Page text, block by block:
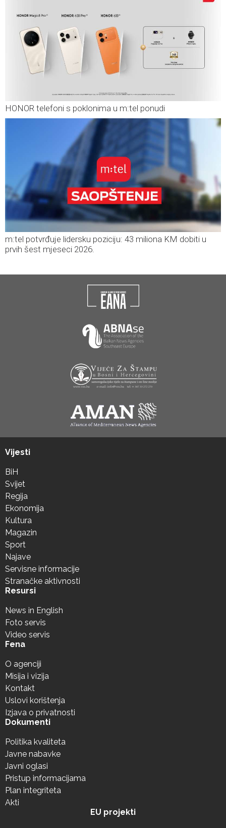
HONOR telefoni s poklonima u m:tel ponudi
m:tel potvrđuje lidersku poziciju: 43 miliona KM dobiti u
prvih šest mjeseci 2026.
Vijesti
BiH
Svijet
Regija
Ekonomija
Kultura
Magazin
Sport
Najave
Servisne informacije
Stranačke aktivnosti
Resursi
News in English
Foto servis
Video servis
Fena
O agenciji
Misija i vizija
Kontakt
Uslovi korištenja
Izjava o privatnosti
Dokumenti
Politika kvaliteta
Javne nabavke
Javni oglasi
Pristup informacijama
Plan integriteta
Akti
EU projekti